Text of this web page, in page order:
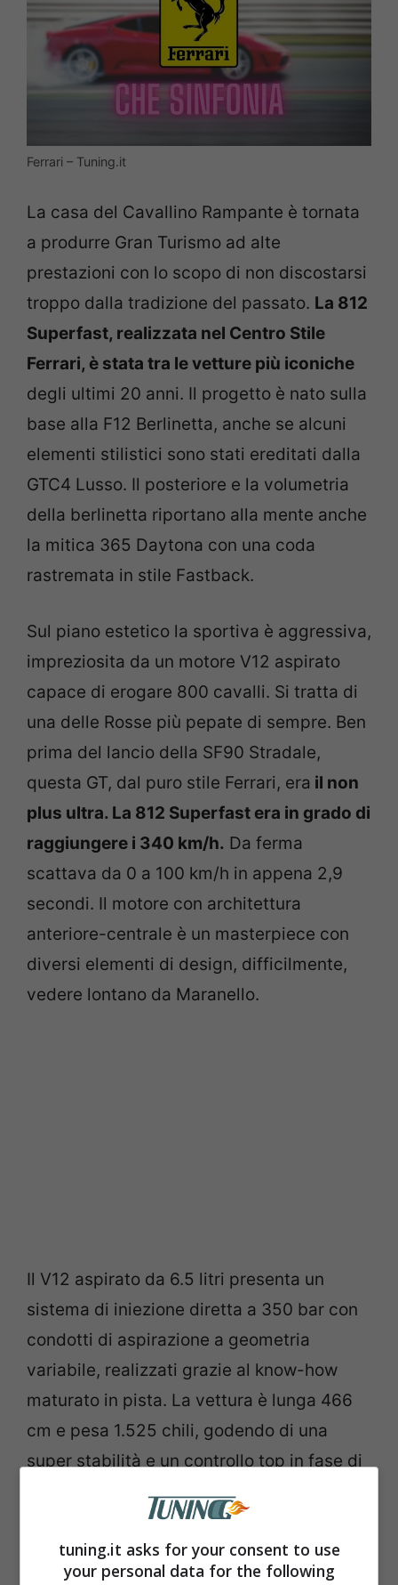
Ferrari – Tuning.it
La casa del Cavallino Rampante è tornata
a produrre Gran Turismo ad alte
prestazioni con lo scopo di non discostarsi
troppo dalla tradizione del passato. La 812
Superfast, realizzata nel Centro Stile
Ferrari, è stata tra le vetture più iconiche
degli ultimi 20 anni. Il progetto è nato sulla
base alla F12 Berlinetta, anche se alcuni
elementi stilistici sono stati ereditati dalla
GTC4 Lusso. Il posteriore e la volumetria
della berlinetta riportano alla mente anche
la mitica 365 Daytona con una coda
rastremata in stile Fastback.
Sul piano estetico la sportiva è aggressiva,
impreziosita da un motore V12 aspirato
capace di erogare 800 cavalli. Si tratta di
una delle Rosse più pepate di sempre. Ben
prima del lancio della SF90 Stradale,
questa GT, dal puro stile Ferrari, era il non
plus ultra. La 812 Superfast era in grado di
raggiungere i 340 km/h. Da ferma
scattava da 0 a 100 km/h in appena 2,9
secondi. Il motore con architettura
anteriore-centrale è un masterpiece con
diversi elementi di design, difficilmente,
vedere lontano da Maranello.
Il V12 aspirato da 6.5 litri presenta un
sistema di iniezione diretta a 350 bar con
condotti di aspirazione a geometria
variabile, realizzati grazie al know-how
maturato in pista. La vettura è lunga 466
cm e pesa 1.525 chili, godendo di una
super stabilità e un controllo top in fase di
marcia attraverso un sistema di sterzata
sulle quattro ruote.I cerchi sono da 20″ e
hanno una misura, rispettivamente,
tuning.it asks for your consent to use
your personal data for the following